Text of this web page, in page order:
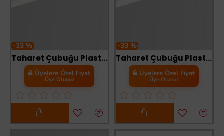
-33 %
Taharet Çubuğu Plastik Başlı Kısa 17 cm
Üyelere Özel Fiyat
Üye Olunuz
-33 %
Taharet Çubuğu Plastik Başlı Orta 29 cm
Üyelere Özel Fiyat
Üye Olunuz